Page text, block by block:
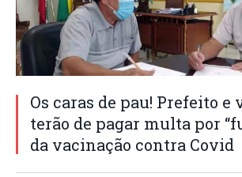
Os caras de pau! Prefeito e
terão de pagar multa por
da vacinação contra Covid